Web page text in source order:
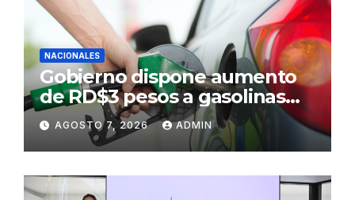
NACIONALES
Gobierno dispone aumento
de RD$3 pesos a gasolinas
premium y regular
AGOSTO 7, 2026 ADMIN